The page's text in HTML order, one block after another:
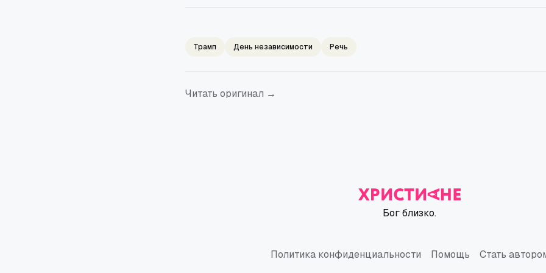
Трамп День независимости Речь
Читать оригинал →
Бог близко.
Политика конфиденциальности Помощь Стать